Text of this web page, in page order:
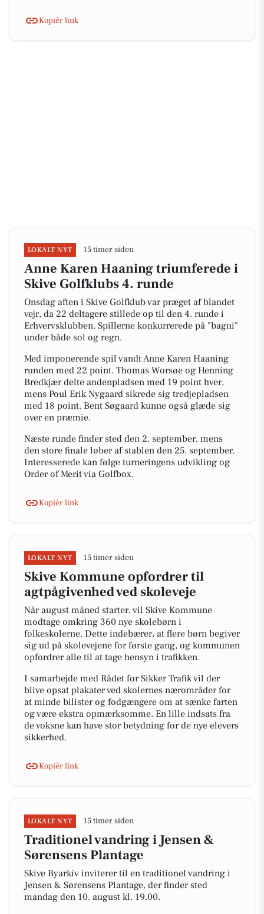
Kopiér link
LOKALT NYT 15 timer siden
Anne Karen Haaning triumferede i
Skive Golfklubs 4. runde
Onsdag aften i Skive Golfklub var præget af blandet
vejr, da 22 deltagere stillede op til den 4. runde i
Erhvervsklubben. Spillerne konkurrerede på "bagni"
under både sol og regn.
Med imponerende spil vandt Anne Karen Haaning
runden med 22 point. Thomas Worsøe og Henning
Bredkjær delte andenpladsen med 19 point hver,
mens Poul Erik Nygaard sikrede sig tredjepladsen
med 18 point. Bent Søgaard kunne også glæde sig
over en præmie.
Næste runde finder sted den 2. september, mens
den store finale løber af stablen den 25. september.
Interesserede kan følge turneringens udvikling og
Order of Merit via Golfbox.
Kopiér link
LOKALT NYT 15 timer siden
Skive Kommune opfordrer til
agtpågivenhed ved skoleveje
Når august måned starter, vil Skive Kommune
modtage omkring 360 nye skolebørn i
folkeskolerne. Dette indebærer, at flere børn begiver
sig ud på skolevejene for første gang, og kommunen
opfordrer alle til at tage hensyn i trafikken.
I samarbejde med Rådet for Sikker Trafik vil der
blive opsat plakater ved skolernes nærområder for
at minde bilister og fodgængere om at sænke farten
og være ekstra opmærksomme. En lille indsats fra
de voksne kan have stor betydning for de nye elevers
sikkerhed.
Kopiér link
LOKALT NYT 15 timer siden
Traditionel vandring i Jensen &
Sørensens Plantage
Skive Byarkiv inviterer til en traditionel vandring i
Jensen & Sørensens Plantage, der finder sted
mandag den 10. august kl. 19.00.